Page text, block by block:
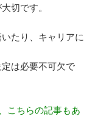
切です。
たり、キャリアに
は必要不可欠で
こちらの記事もあ